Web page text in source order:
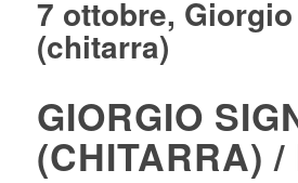
7 ottobre,
(chitarra)
GIORGIO
(CHITARRA)